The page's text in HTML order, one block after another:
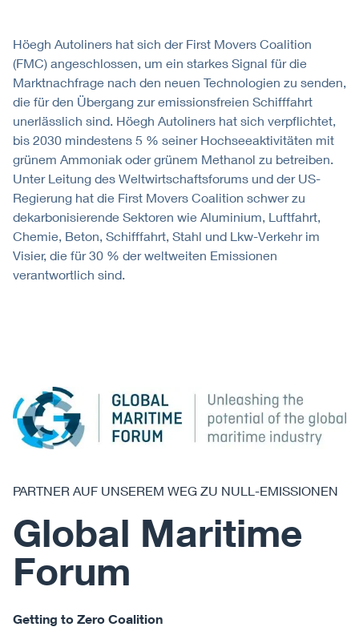
Höegh Autoliners hat sich der First Movers Coalition
(FMC) angeschlossen, um ein starkes Signal für die
Marktnachfrage nach den neuen Technologien zu senden,
die für den Übergang zur emissionsfreien Schifffahrt
unerlässlich sind. Höegh Autoliners hat sich verpflichtet,
bis 2030 mindestens 5 % seiner Hochseeaktivitäten mit
grünem Ammoniak oder grünem Methanol zu betreiben.
Unter Leitung des Weltwirtschaftsforums und der US-
Regierung hat die First Movers Coalition schwer zu
dekarbonisierende Sektoren wie Aluminium, Luftfahrt,
Chemie, Beton, Schifffahrt, Stahl und Lkw-Verkehr im
Visier, die für 30 % der weltweiten Emissionen
verantwortlich sind.
PARTNER AUF UNSEREM WEG ZU NULL-EMISSIONEN
Global Maritime
Forum
Getting to Zero Coalition